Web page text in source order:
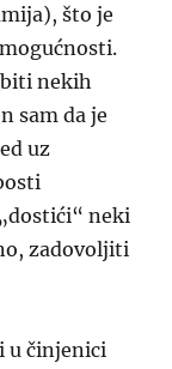
što je
nekih
sam da je
uz
neki
zadovoljiti
u činjenici